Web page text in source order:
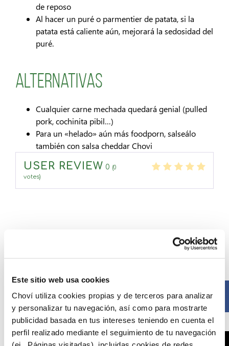
Este sitio web usa cookies
Choví utiliza cookies propias y de terceros para analizar
y personalizar tu navegación, así como para mostrarte
publicidad basada en tus intereses teniendo en cuenta el
perfil realizado mediante el seguimiento de tu navegación
de reposo
Al hacer un puré o parmentier de patata, si la
patata está caliente aún, mejorará la sedosidad del
puré.
Alternativas
Cualquier carne mechada quedará genial (pulled
pork, cochinita pibil…)
Para un «helado» aún más foodporn, salseálo
también con salsa cheddar Chovi
USER REVIEW 0 (0
votes)
Compártelo ahora
Facebook